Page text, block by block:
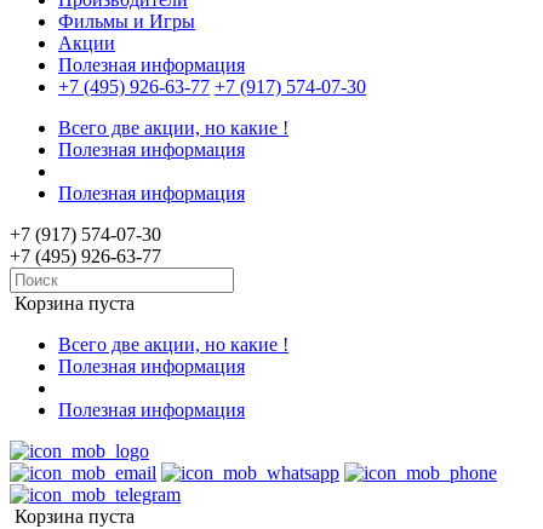
Фильмы и Игры
Акции
Полезная информация
+7 (495) 926-63-77 +7 (917) 574-07-30
Всего две акции, но какие !
Полезная информация
Полезная информация
+7 (917) 574-07-30
+7 (495) 926-63-77
Корзина пуста
Всего две акции, но какие !
Полезная информация
Полезная информация
Корзина пуста